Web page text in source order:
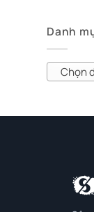
Danh
Chọn